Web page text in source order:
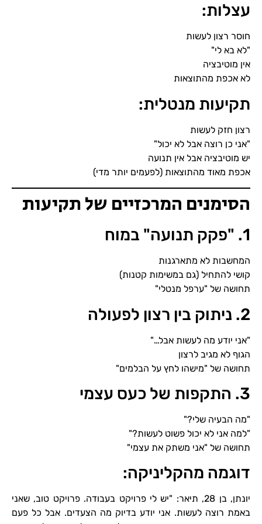
עצלות:
חוסר רצון לעשות
"לא בא לי"
אין מוטיבציה
לא אכפת מהתוצאות
תקיעות מנטלית:
רצון חזק לעשות
"אני כן רוצה אבל לא יכול"
יש מוטיבציה אבל אין תנועה
אכפת מאוד מהתוצאות (לפעמים יותר מדי)
הסימנים המרכזיים של תקיעות
1. "פקק תנועה" במוח
המחשבות לא מתארגנות
קושי להתחיל (גם במשימות קטנות)
תחושה של "ערפל מנטלי"
2. ניתוק בין רצון לפעולה
"אני יודע מה לעשות אבל…"
הגוף לא מגיב לרצון
תחושה של "מישהו לחץ על הבלמים"
3. התקפות של כעס עצמי
"מה הבעיה שלי?"
"למה אני לא יכול פשוט לעשות?"
תחושה של "אני משתק את עצמי"
דוגמה מהקליניקה:
יונתן, בן 28, תיאר: "יש לי פרויקט בעבודה. פרויקט טוב, שאני
באמת רוצה לעשות. אני יודע בדיוק מה הצעדים. אבל כל פעם